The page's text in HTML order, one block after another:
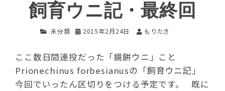
飼育ウニ記・最終回
未分類 2015年2月24日 もりたき
ここ数日間連投だった「鏡餅ウニ」こと
Prionechinus forbesianusの「飼育ウニ記」
今回でいったん区切りをつける予定です。 既に